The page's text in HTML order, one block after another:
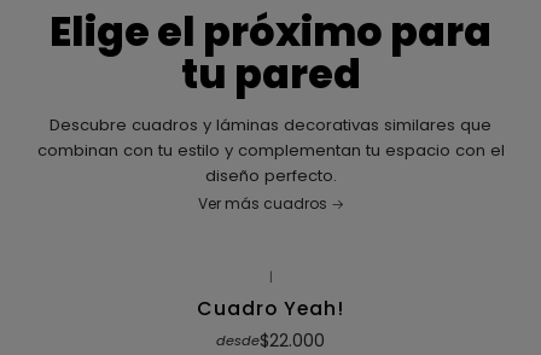
Elige el próximo para
tu pared
Descubre cuadros y láminas decorativas similares que
combinan con tu estilo y complementan tu espacio con el
diseño perfecto.
Ver más cuadros
|
Cuadro Yeah!
desde$22.000